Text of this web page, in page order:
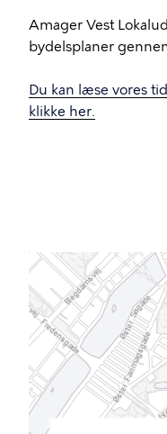
Amager Vest
bydelsplaner
Du kan læse vores
klikke her.